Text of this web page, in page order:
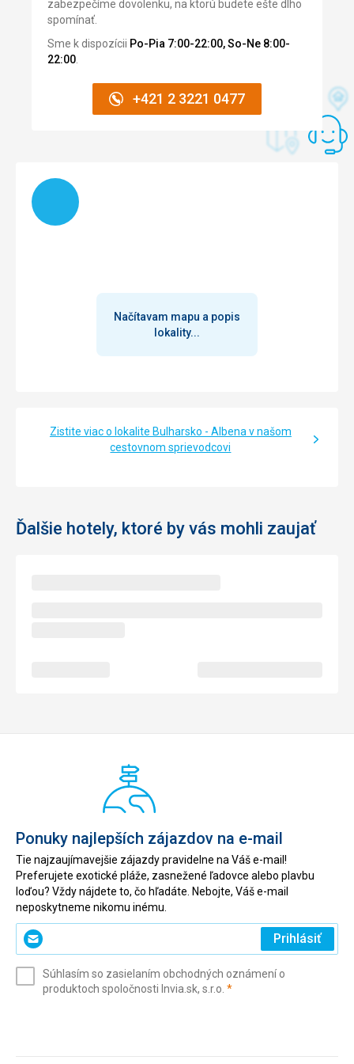
Ubytovanie
V pořádku.
Služby
Táto recenzia bola preložená automaticky pomocou
zabezpečíme dovolenku, na ktorú budete ešte dlho
spomínať.
Sme k dispozícii Po-Pia 7:00-22:00, So-Ne 8:00-
22:00
+421 2 3221 0477
Načítam
Načítavam mapu a popis
lokality...
Zistite viac o lokalite Bulharsko - Albena v našom
cestovnom sprievodcovi
Ďalšie hotely, ktoré by vás mohli zaujať
Ponuky najlepších zájazdov na e-mail
Tie najzaujímavejšie zájazdy pravidelne na Váš e-mail!
Preferujete exotické pláže, zasnežené ľadovce alebo plavbu
loďou? Vždy nájdete to, čo hľadáte. Nebojte, Váš e-mail
neposkytneme nikomu inému.
Zadajte
svoj
(povinné)
Prihlásiť
Súhlasím so zasielaním obchodných oznámení o
produktoch spoločnosti Invia.sk, s.r.o. *(povinné)